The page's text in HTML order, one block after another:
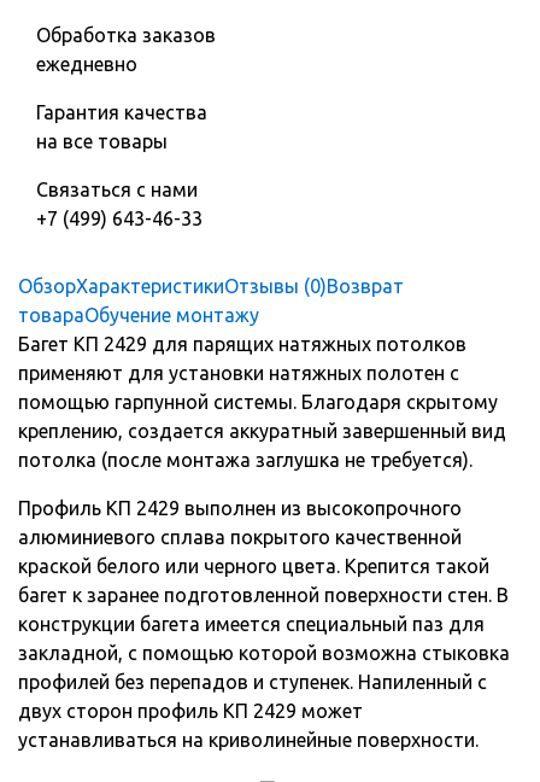
Обработка заказов
ежедневно
Гарантия качества
на все товары
Связаться с нами
+7 (499) 643-46-33
ОбзорХарактеристикиОтзывы (0)Возврат
товараОбучение монтажу
Багет КП 2429 для парящих натяжных потолков
применяют для установки натяжных полотен с
помощью гарпунной системы. Благодаря скрытому
креплению, создается аккуратный завершенный вид
потолка (после монтажа заглушка не требуется).
Профиль КП 2429 выполнен из высокопрочного
алюминиевого сплава покрытого качественной
краской белого или черного цвета. Крепится такой
багет к заранее подготовленной поверхности стен. В
конструкции багета имеется специальный паз для
закладной, с помощью которой возможна стыковка
профилей без перепадов и ступенек. Напиленный с
двух сторон профиль КП 2429 может
устанавливаться на криволинейные поверхности.